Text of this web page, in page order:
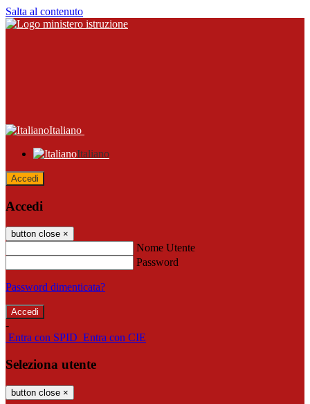
Salta al contenuto
Italiano
Italiano
Accedi
Accedi
button close ×
Nome Utente
Password
Password dimenticata?
-
Entra con SPID Entra con CIE
Seleziona utente
button close ×